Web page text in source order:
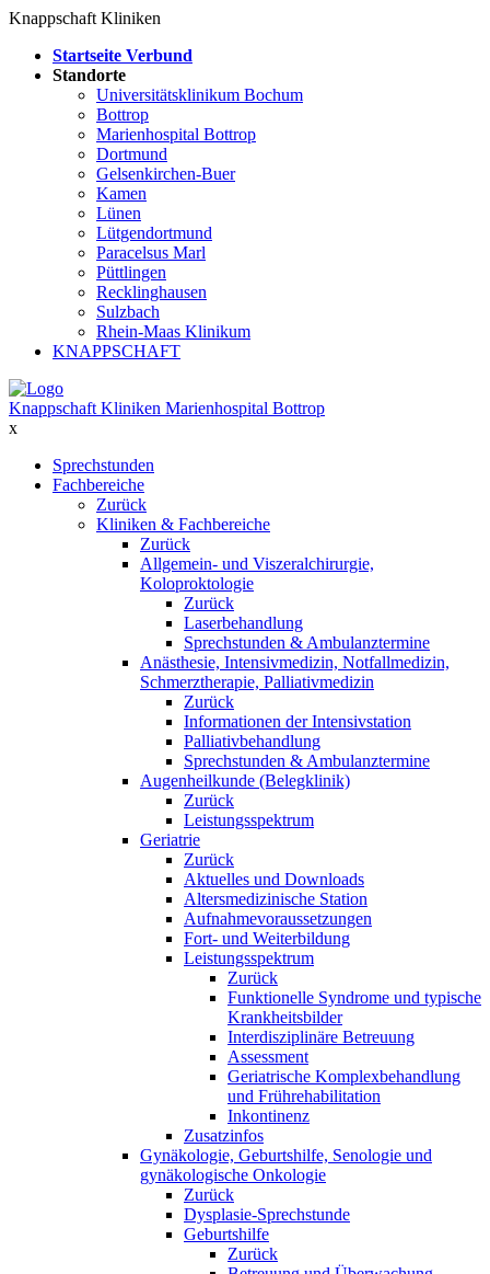
Knappschaft Kliniken
Startseite Verbund
Standorte
Universitätsklinikum Bochum
Bottrop
Marienhospital Bottrop
Dortmund
Gelsenkirchen-Buer
Kamen
Lünen
Lütgendortmund
Paracelsus Marl
Püttlingen
Recklinghausen
Sulzbach
Rhein-Maas Klinikum
KNAPPSCHAFT
Knappschaft Kliniken Marienhospital Bottrop
x
Sprechstunden
Fachbereiche
Zurück
Kliniken & Fachbereiche
Zurück
Allgemein- und Viszeralchirurgie,
Koloproktologie
Zurück
Laserbehandlung
Sprechstunden & Ambulanztermine
Anästhesie, Intensivmedizin, Notfallmedizin,
Schmerztherapie, Palliativmedizin
Zurück
Informationen der Intensivstation
Palliativbehandlung
Sprechstunden & Ambulanztermine
Augenheilkunde (Belegklinik)
Zurück
Leistungsspektrum
Geriatrie
Zurück
Aktuelles und Downloads
Altersmedizinische Station
Aufnahmevoraussetzungen
Fort- und Weiterbildung
Leistungsspektrum
Zurück
Funktionelle Syndrome und typische
Krankheitsbilder
Interdisziplinäre Betreuung
Assessment
Geriatrische Komplexbehandlung
und Frührehabilitation
Inkontinenz
Zusatzinfos
Gynäkologie, Geburtshilfe, Senologie und
gynäkologische Onkologie
Zurück
Dysplasie-Sprechstunde
Geburtshilfe
Zurück